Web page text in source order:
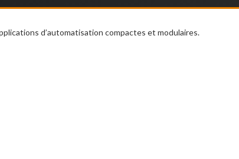
d’automatisation compactes et modulaires.